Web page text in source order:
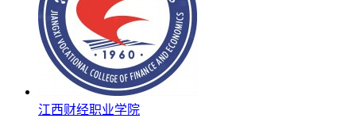
江西财经职业学院